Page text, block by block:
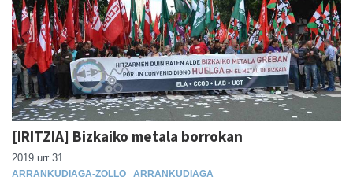
[IRITZIA] Bizkaiko metala borrokan
2019 urr 31
ARRANKUDIAGA-ZOLLO ARRANKUDIAGA